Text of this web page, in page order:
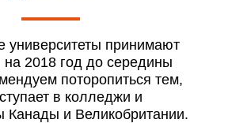
университеты принимают
на 2018 год до середины
поторопиться тем,
в колледжи и
Канады и Великобритании.